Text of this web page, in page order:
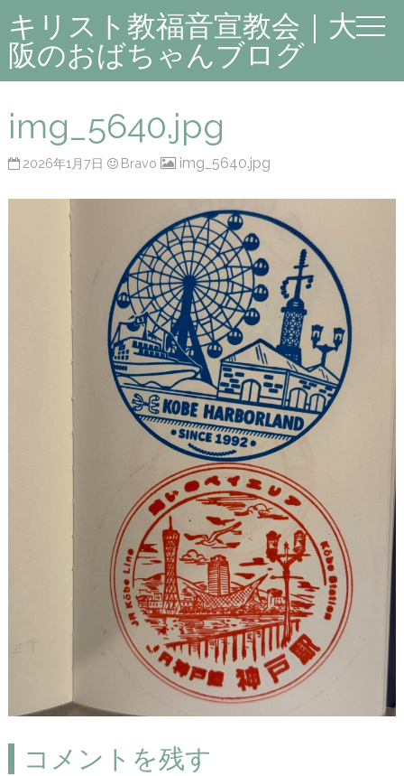
キリスト教福音宣教会｜大
阪のおばちゃんブログ
img_5640.jpg
2026年1月7日 Bravo img_5640.jpg
コメントを残す